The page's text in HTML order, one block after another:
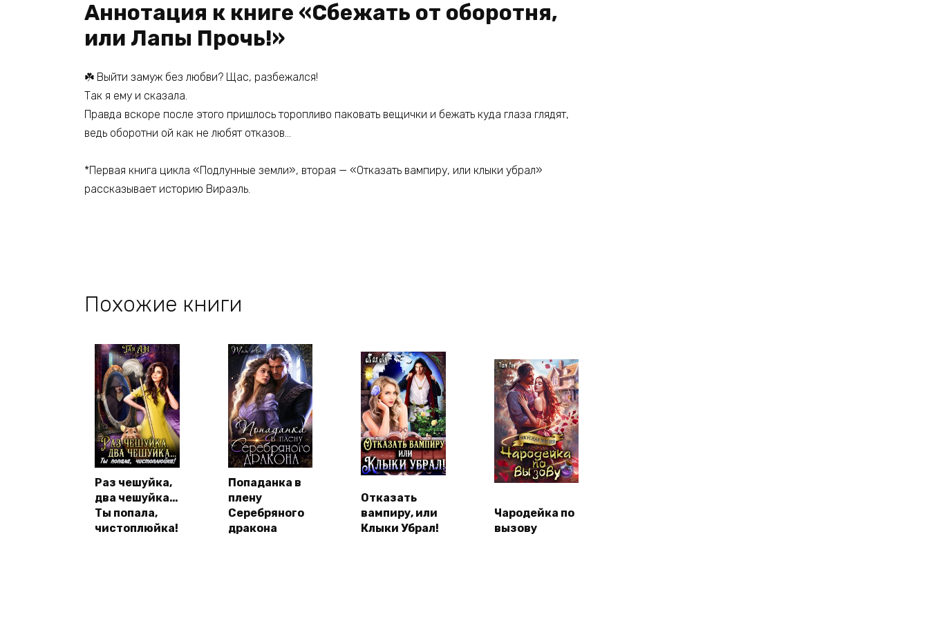
Аннотация к книге «Сбежать от оборотня,
или Лапы Прочь!»
☘️ Выйти замуж без любви? Щас, разбежался!
Так я ему и сказала.
Правда вскоре после этого пришлось торопливо паковать вещички и бежать куда глаза глядят,
ведь оборотни ой как не любят отказов…
*Первая книга цикла «Подлунные земли», вторая — «Отказать вампиру, или клыки убрал»
рассказывает историю Вираэль.
Похожие книги
Раз чешуйка,
два чешуйка…
Ты попала,
чистоплюйка!
Попаданка в
плену
Серебряного
дракона
Отказать
вампиру, или
Клыки Убрал!
Чародейка по
вызову